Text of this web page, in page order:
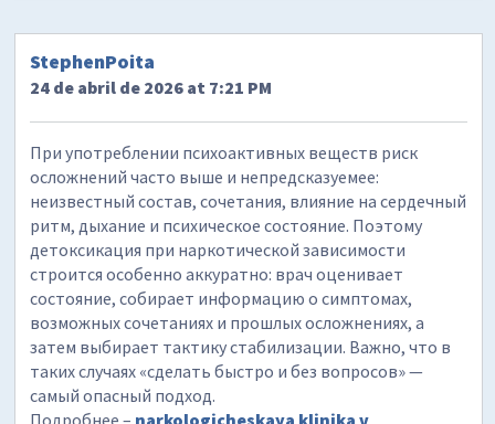
StephenPoita
24 de abril de 2026 at 7:21 PM
При употреблении психоактивных веществ риск
осложнений часто выше и непредсказуемее:
неизвестный состав, сочетания, влияние на сердечный
ритм, дыхание и психическое состояние. Поэтому
детоксикация при наркотической зависимости
строится особенно аккуратно: врач оценивает
состояние, собирает информацию о симптомах,
возможных сочетаниях и прошлых осложнениях, а
затем выбирает тактику стабилизации. Важно, что в
таких случаях «сделать быстро и без вопросов» —
самый опасный подход.
Подробнее – narkologicheskaya klinika v